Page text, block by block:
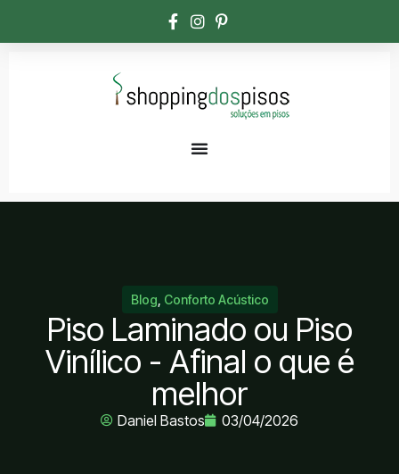
Blog Conforto Acústico
Piso Laminado ou Piso
Vinílico - Afinal o que é
melhor
Daniel Bastos 03/04/2026